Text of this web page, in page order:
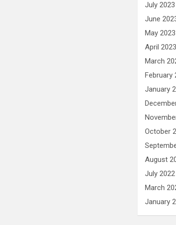
July 2023
June
May 2023
April 2023
March
February
January
October
August
July 2022
March
January